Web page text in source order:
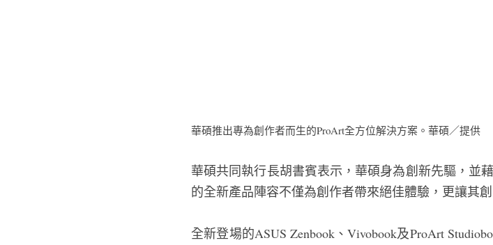
華碩推出專為創作者而生的ProArt全方位解決方案。華碩／提供
華碩共同執行長胡書賓表示，華碩身為創新先驅，並
的全新產品陣容不僅為創作者帶來絕佳體驗，更讓其
全新登場的ASUS Zenbook、Vivobook及ProArt